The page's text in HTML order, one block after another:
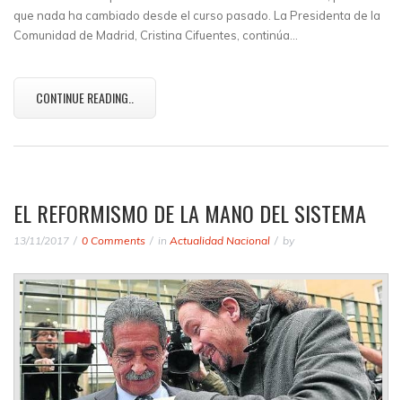
que nada ha cambiado desde el curso pasado. La Presidenta de la
Comunidad de Madrid, Cristina Cifuentes, continúa…
CONTINUE READING..
EL REFORMISMO DE LA MANO DEL SISTEMA
13/11/2017 0 Comments in Actualidad Nacional by